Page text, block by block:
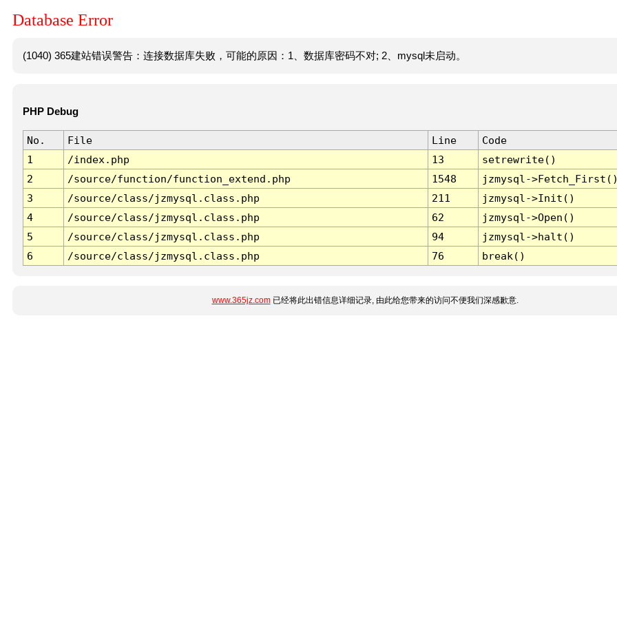
Database Error
(1040) 365建站错误警告：连接数据库失败，可能的原因：1、数据库密码不对; 2、mysql未启动。
PHP Debug
No. File Line
Code
1
/index.php 13
setrewrite()
2
/source/function/function_extend.php 1548
jzmysql-
3
/source/class/jzmysql.class.php 211
jzmysql->Init()
4
/source/class/jzmysql.class.php 62
jzmysql->Open()
5
/source/class/jzmysql.class.php 94
jzmysql->halt()
6
/source/class/jzmysql.class.php 76 break()
www.365jz.com已经将此出错信息详细记录, 由此给您带来的访问不便我们深感歉意.